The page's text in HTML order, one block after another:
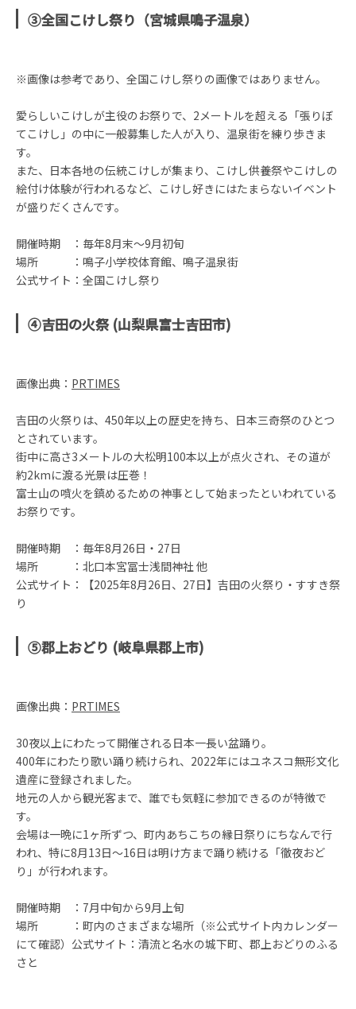
③全国こけし祭り（宮城県鳴子温泉）
※画像は参考であり、全国こけし祭りの画像ではありません。
愛らしいこけしが主役のお祭りで、2メートルを超える「張りぼ
てこけし」の中に一般募集した人が入り、温泉街を練り歩きま
す。
また、日本各地の伝統こけしが集まり、こけし供養祭やこけしの
絵付け体験が行われるなど、こけし好きにはたまらないイベント
が盛りだくさんです。
開催時期 ：毎年8月末～9月初旬
場所 ：鳴子小学校体育館、鳴子温泉街
公式サイト：全国こけし祭り
④吉田の火祭 (山梨県富士吉田市)
画像出典： PRTIMES
吉田の火祭りは、450年以上の歴史を持ち、日本三奇祭のひとつ
とされています。
街中に高さ3メートルの大松明100本以上が点火され、その道が
約2kmに渡る光景は圧巻！
富士山の噴火を鎮めるための神事として始まったといわれている
お祭りです。
開催時期 ：毎年8月26日・27日
場所 ：北口本宮冨士浅間神社 他
公式サイト：【2025年8月26日、27日】吉田の火祭り・すすき祭
り
⑤郡上おどり (岐阜県郡上市)
画像出典： PRTIMES
30夜以上にわたって開催される日本一長い盆踊り。
400年にわたり歌い踊り続けられ、2022年にはユネスコ無形文化
遺産に登録されました。
地元の人から観光客まで、誰でも気軽に参加できるのが特徴で
す。
会場は一晩に1ヶ所ずつ、町内あちこちの縁日祭りにちなんで行
われ、特に8月13日～16日は明け方まで踊り続ける「徹夜おど
り」が行われます。
開催時期 ：7月中旬から9月上旬
場所 ：町内のさまざまな場所（※公式サイト内カレンダー
にて確認）公式サイト：清流と名水の城下町、郡上おどりのふる
さと